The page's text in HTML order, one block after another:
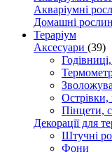
Акваріумні
Домашні
Тераріум
Аксесуари (39)
Пінцети,
Декорації для
Штучні
Фони